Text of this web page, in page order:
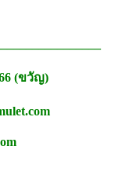
(ขวัญ)